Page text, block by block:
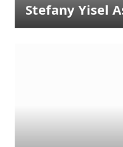
Stefany Yisel